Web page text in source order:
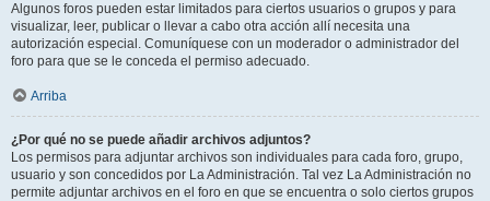
Algunos foros pueden estar limitados para ciertos usuarios o grupos y para
visualizar, leer, publicar o llevar a cabo otra acción allí necesita una
autorización especial. Comuníquese con un moderador o administrador del
foro para que se le conceda el permiso adecuado.
Arriba
¿Por qué no se puede añadir archivos adjuntos?
Los permisos para adjuntar archivos son individuales para cada foro, grupo,
usuario y son concedidos por La Administración. Tal vez La Administración no
permite adjuntar archivos en el foro en que se encuentra o solo ciertos grupos